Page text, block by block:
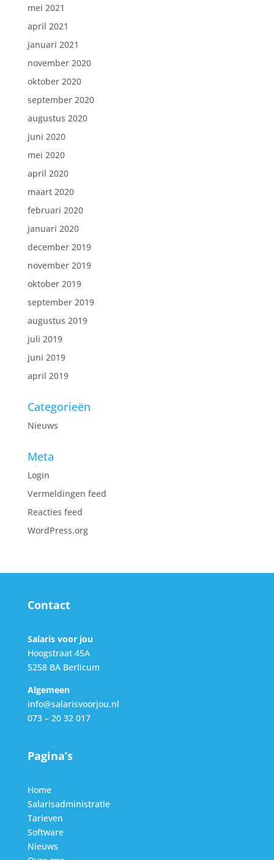
mei 2021
april 2021
januari 2021
november 2020
oktober 2020
september 2020
augustus 2020
juni 2020
mei 2020
april 2020
maart 2020
februari 2020
januari 2020
december 2019
november 2019
oktober 2019
september 2019
augustus 2019
juli 2019
juni 2019
april 2019
Categorieën
Nieuws
Meta
Login
Vermeldingen feed
Reacties feed
WordPress.org
Contact
Salaris voor jou
Hoogstraat 45A
5258 BA Berlicum
Algemeen
info@salarisvoorjou.nl
073 – 20 32 017
Pagina’s
Home
Salarisadministratie
Tarieven
Software
Nieuws